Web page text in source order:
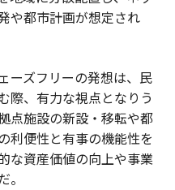
や都市計画が想定され
ーズフリーの発想は、民
際、有力な視点となりう
点施設の新設・移転や都
利便性と有事の機能性を
な資産価値の向上や事業